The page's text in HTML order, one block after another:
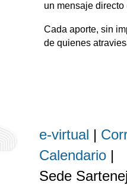
un mensaje directo
Cada aporte, sin
de quienes
e-virtual
Calendario|
Sede